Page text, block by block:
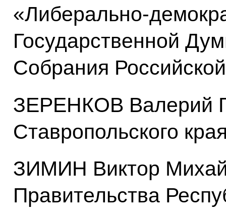
«Либерально-
Государственной
Собрания
ЗЕРЕНКОВ Валерий
Ставропольского
ЗИМИН Виктор
Правительства